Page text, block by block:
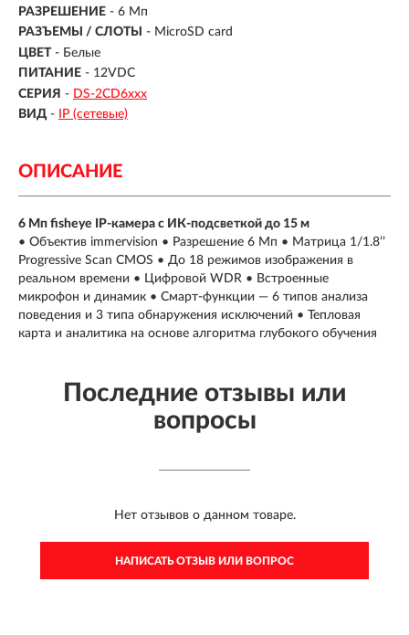
РАЗРЕШЕНИЕ - 6 Мп
РАЗЪЕМЫ / СЛОТЫ
- MicroSD card
ЦВЕТ - Белые
ПИТАНИЕ - 12VDC
СЕРИЯ - DS-2CD6ххх
ВИД - IP (сетевые)
ОПИСАНИЕ
6 Мп fisheye IP-камера с ИК-подсветкой до 15 м
• Объектив immervision • Разрешение 6 Мп • Матрица 1/1.8’’
Progressive Scan CMOS • До 18 режимов изображения в
реальном времени • Цифровой WDR • Встроенные
микрофон и динамик • Смарт-функции — 6 типов анализа
поведения и 3 типа обнаружения исключений • Тепловая
карта и аналитика на основе алгоритма глубокого обучения
Последние отзывы или
вопросы
Нет отзывов о данном товаре.
НАПИСАТЬ ОТЗЫВ ИЛИ ВОПРОС